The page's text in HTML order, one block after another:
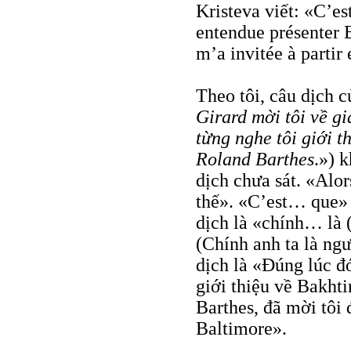
Kristeva viết:
entendue présenter
m’a invitée à partir
Theo tôi, câu dịch
Girard mời tôi về
từng nghe tôi giới
Roland Barthes.»)
dịch chưa sát.
thế». «C’est…
dịch là «chính… là
(Chính anh ta là
dịch là «Đúng lúc
giới thiệu về
Barthes, đã mời tôi
Baltimore».